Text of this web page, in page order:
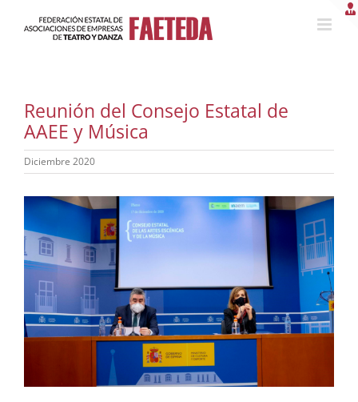
Reunión del Consejo Estatal de
AAEE y Música
Diciembre 2020